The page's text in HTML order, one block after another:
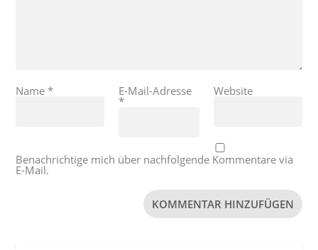
Name* E-Mail-Adresse
*
Website
Benachrichtige mich über nachfolgende Kommentare via
E-Mail.